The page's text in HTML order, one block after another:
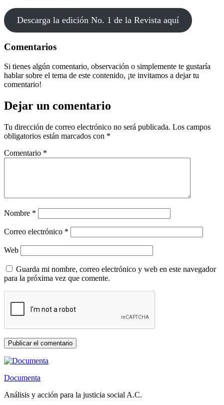
Descarga la edición No. 1 de la Revista aquí
Comentarios
Si tienes algún comentario, observación o simplemente te gustaría
hablar sobre el tema de este contenido, ¡te invitamos a dejar tu
comentario!
Dejar un comentario
Tu dirección de correo electrónico no será publicada. Los campos
obligatorios están marcados con *
Comentario *
Nombre *
Correo electrónico *
Web
Guarda mi nombre, correo electrónico y web en este navegador
para la próxima vez que comente.
Documenta
Análisis y acción para la justicia social A.C.